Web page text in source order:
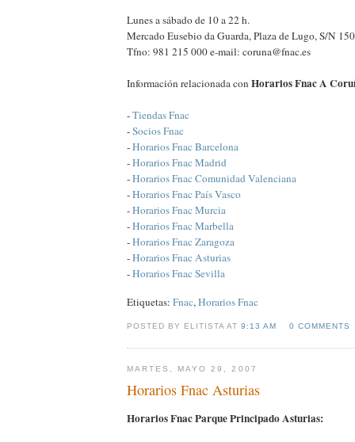
Lunes a sábado de 10 a 22 h.
Mercado Eusebio da Guarda, Plaza de Lugo, S/N
Tfno: 981 215 000 e-mail: coruna@fnac.es
Información relacionada con Horarios Fnac A
-Tiendas Fnac
-Socios Fnac
-Horarios Fnac Barcelona
-Horarios Fnac Madrid
-Horarios Fnac Comunidad Valenciana
-Horarios Fnac País Vasco
-Horarios Fnac Murcia
-Horarios Fnac Marbella
-Horarios Fnac Zaragoza
-Horarios Fnac Asturias
-Horarios Fnac Sevilla
Etiquetas: Fnac,Horarios Fnac
POSTED BY ELITISTA AT9:13 AM 0 COMMENTS
MARTES, MAYO 29, 2007
Horarios Fnac Asturias
Horarios Fnac Parque Principado Asturias: